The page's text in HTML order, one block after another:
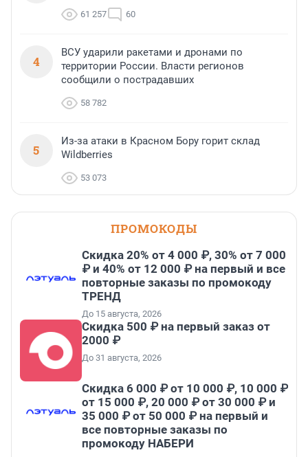
61 257 60
4
ВСУ ударили ракетами и дронами по
территории России. Власти регионов
сообщили о пострадавших
58 782
5
Из-за атаки в Красном Бору горит склад
Wildberries
53 073
ПРОМОКОДЫ
Скидка 20% от 4 000 ₽, 30% от 7 000
₽ и 40% от 12 000 ₽ на первый и все
повторные заказы по промокоду
ТРЕНД
До 15 августа, 2026
Скидка 500 ₽ на первый заказ от
2000 ₽
До 31 августа, 2026
Скидка 6 000 ₽ от 10 000 ₽, 10 000 ₽
от 15 000 ₽, 20 000 ₽ от 30 000 ₽ и
35 000 ₽ от 50 000 ₽ на первый и
все повторные заказы по
промокоду НАБЕРИ